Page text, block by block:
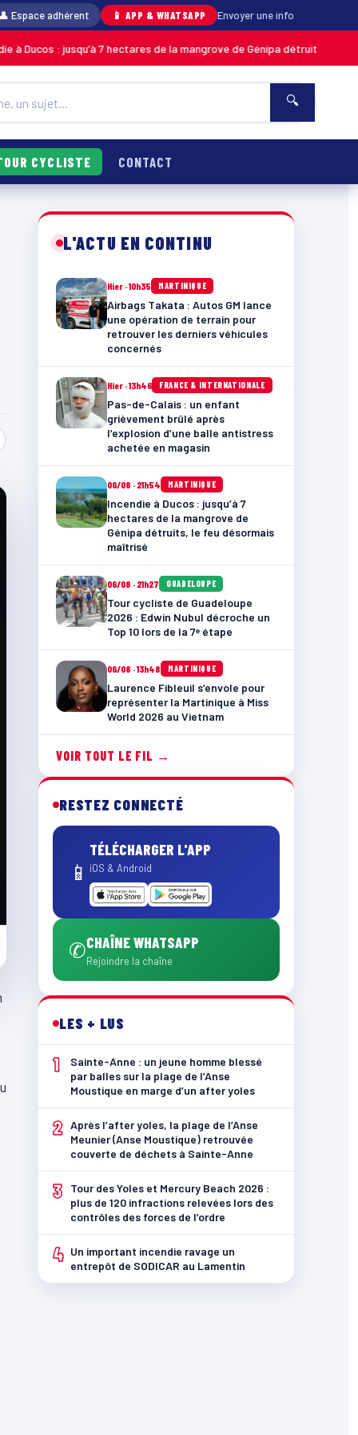
Espace adhérent 📱 APP & WHATSAPP Envoyer une info
: jusqu’à 7 hectares de la mangrove de Génipa détruits, le feu
🔍
CYCLISTE CONTACT
L'ACTU EN CONTINU
Hier · 10h35 MARTINIQUE
Airbags Takata : Autos GM lance
une opération de terrain pour
retrouver les derniers véhicules
concernés
Hier · 13h46 FRANCE & INTERNATIONALE
Pas-de-Calais : un enfant
grièvement brûlé après
l’explosion d’une balle antistress
achetée en magasin
06/08 · 21h54 MARTINIQUE
Incendie à Ducos : jusqu’à 7
hectares de la mangrove de
Génipa détruits, le feu désormais
maîtrisé
06/08 · 21h27 GUADELOUPE
Tour cycliste de Guadeloupe
2026 : Edwin Nubul décroche un
Top 10 lors de la 7ᵉ étape
06/08 · 13h48 MARTINIQUE
Laurence Fibleuil s’envole pour
représenter la Martinique à Miss
World 2026 au Vietnam
VOIR TOUT LE FIL →
RESTEZ CONNECTÉ
📱
TÉLÉCHARGER L'APP
iOS & Android
✆CHAÎNE WHATSAPP
Rejoindre la chaîne
LES + LUS
1
Sainte-Anne : un jeune homme blessé
par balles sur la plage de l’Anse
Moustique en marge d’un after yoles
2 Après l’after yoles, la plage de l’Anse
Meunier (Anse Moustique) retrouvée
couverte de déchets à Sainte-Anne
3
Tour des Yoles et Mercury Beach 2026 :
plus de 120 infractions relevées lors des
contrôles des forces de l’ordre
4 Un important incendie ravage un
entrepôt de SODICAR au Lamentin